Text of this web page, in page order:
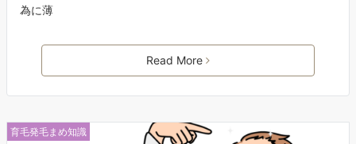
為に薄
Read More
育毛発毛まめ知識